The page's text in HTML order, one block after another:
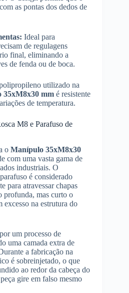
as pontas dos dedos de
Ideal para
de regulagens
final, eliminando a
de fenda ou de boca.
utilizado na
35xM8x30 mm é resistente
de temperatura.
M8 e Parafuso de
o Manípulo 35xM8x30
com uma vasta gama de
industriais. O
é considerado
para atravessar chapas
profunda, mas curto o
excesso na estrutura do
um processo de
uma camada extra de
a fabricação na
é sobreinjetado, o que
ao redor da cabeça do
gire em falso mesmo